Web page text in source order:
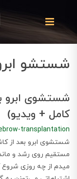
شستشو
شستشوی ابرو
کامل + ویدیو)
transplantation
شستشوی ابرو بعد از
مستقیم روی رشد و
میدم از چه روزی